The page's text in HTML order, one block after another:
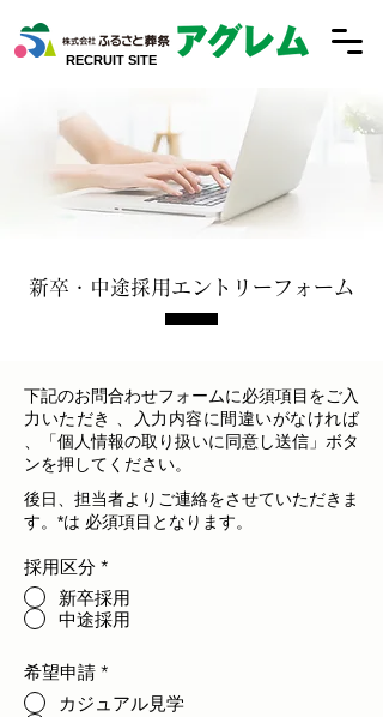
RECRUIT SITE
新卒・中途採用エントリーフォーム
下記のお問合わせフォームに必須項目をご入
力いただき 、入力内容に間違いがなければ
、「個人情報の取り扱いに同意し送信」ボタ
ンを押してください。
後日、担当者よりご連絡をさせていただきま
す。*は 必須項目となります。
採用区分 *
新卒採用
中途採用
希望申請 *
カジュアル見学